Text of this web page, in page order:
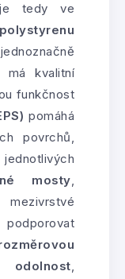
tedy ve
má kvalitní
funkčnost
pomáhá
povrchů,
mosty,
odolnost,